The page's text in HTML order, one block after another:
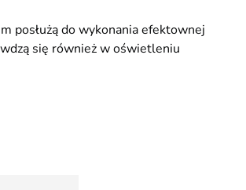
posłużą do wykonania efektownej
się również w oświetleniu